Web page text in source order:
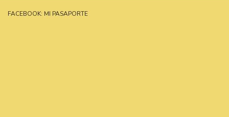
FACEBOOK: MI PASAPORTE